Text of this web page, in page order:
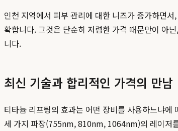
인천 지역에서 피부 관리에 대한 니즈가 증가하면
확합니다. 그것은 단순히 저렴한 가격 때문만이 아
니다.
최신 기술과 합리적인 가격의 만남
티타늄 리프팅의 효과는 어떤 장비를 사용하느냐
세 가지 파장(755nm, 810nm, 1064nm)의 레이저